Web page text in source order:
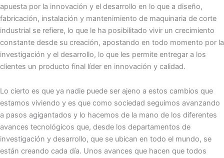
apuesta por la innovación y el desarrollo en lo que a diseño,
fabricación, instalación y mantenimiento de maquinaria de corte
industrial se refiere, lo que le ha posibilitado vivir un crecimiento
constante desde su creación, apostando en todo momento por la
investigación y el desarrollo, lo que les permite entregar a los
clientes un producto final líder en innovación y calidad.
Lo cierto es que ya nadie puede ser ajeno a estos cambios que
estamos viviendo y es que como sociedad seguimos avanzando
a pasos agigantados y lo hacemos de la mano de los diferentes
avances tecnológicos que, desde los departamentos de
investigación y desarrollo, que se ubican en todo el mundo, se
están creando cada día. Unos avances que hacen que todos